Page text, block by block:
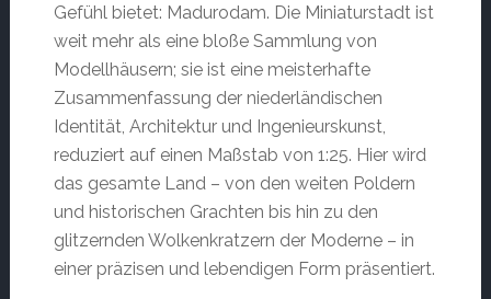
Gefühl bietet: Madurodam. Die Miniaturstadt ist
weit mehr als eine bloße Sammlung von
Modellhäusern; sie ist eine meisterhafte
Zusammenfassung der niederländischen
Identität, Architektur und Ingenieurskunst,
reduziert auf einen Maßstab von 1:25. Hier wird
das gesamte Land – von den weiten Poldern
und historischen Grachten bis hin zu den
glitzernden Wolkenkratzern der Moderne – in
einer präzisen und lebendigen Form präsentiert.